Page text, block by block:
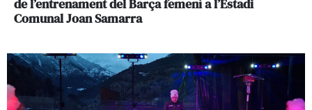
de l’entrenament del Barça femení a l’Estadi
Comunal Joan Samarra